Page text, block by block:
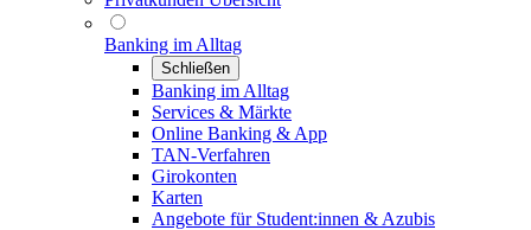
Banking im Alltag
Schließen
Banking im Alltag
Services & Märkte
Online Banking & App
TAN-Verfahren
Girokonten
Karten
Angebote für Student:innen & Azubis